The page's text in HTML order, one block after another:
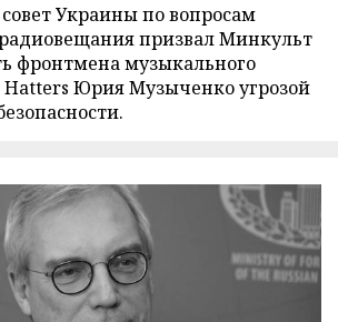
Украины по вопросам
призвал Минкульт
фронтмена музыкального
Hatters Юрия Музыченко угрозой